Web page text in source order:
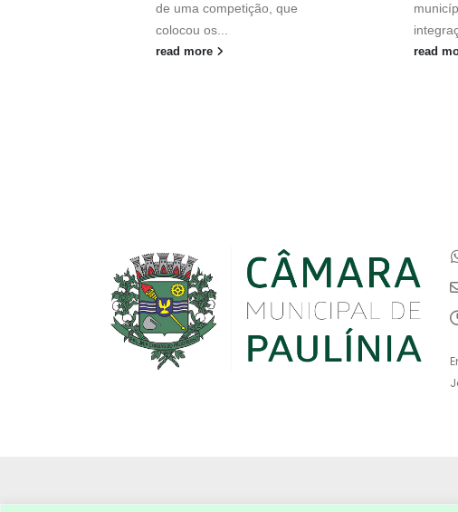
de uma competição, que
colocou os...
read more read